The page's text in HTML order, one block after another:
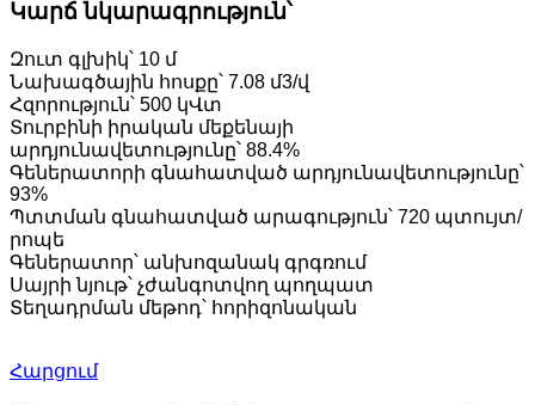
Կարճ նկարագրություն՝
Զուտ գլխիկ՝ 10 մ
Նախագծային հոսքը՝ 7.08 մ3/վ
Հզորություն՝ 500 կՎտ
Տուրբինի իրական մեքենայի
արդյունավետությունը՝ 88.4%
Գեներատորի գնահատված արդյունավետությունը՝
93%
Պտտման գնահատված արագություն՝ 720 պտույտ/
րոպե
Գեներատոր՝ անխոզանակ գրգռում
Սայրի նյութ՝ չժանգոտվող պողպատ
Տեղադրման մեթոդ՝ հորիզոնական
Հարցում